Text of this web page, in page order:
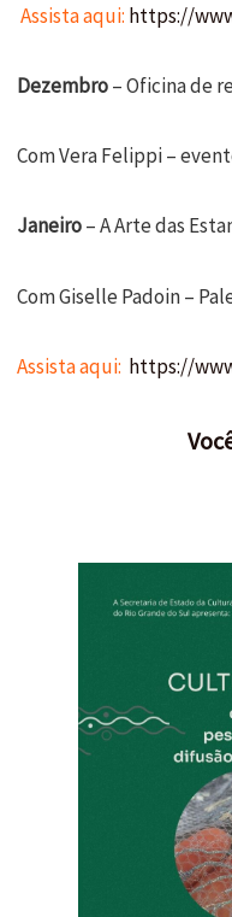
Assista aqui: https://
Dezembro– Oficina de
Com Vera Felippi –
Janeiro– A Arte das
Com Giselle Padoin –
Assista aqui: https://